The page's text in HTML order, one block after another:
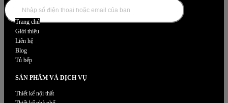
DANH MỤC NỘI THẤT
Trang chủ
Giới thiệu
Liên hệ
Blog
Tủ bếp
SẢN PHẨM VÀ DỊCH VỤ
Thiết kế nội thất